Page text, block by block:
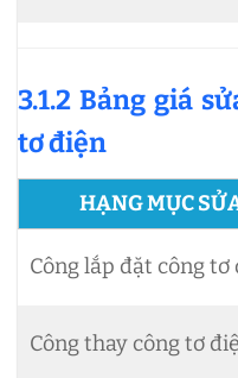
3.1.2 Bảng giá
tơ điện
HẠNG MỤC
Công lắp đặt công tơ
Công thay công tơ